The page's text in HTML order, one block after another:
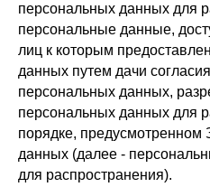
персональных данных для
персональные данные,
лиц к которым
данных путем дачи
персональных данных,
персональных данных для
порядке, предусмотренном
данных (далее -
для распространения).